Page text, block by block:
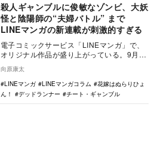
殺人ギャンブルに俊敏なゾンビ、大妖
怪と陰陽師の“夫婦バトル” まで
LINEマンガの新連載が刺激的すぎる
電子コミックサービス「LINEマンガ」で、
オリジナル作品が盛り上がっている。9月か
り、いず…
向原康太
LINEマンガ
LINEマンガコラム
花嫁はぬらりひょ
ん！
デッドランナー チート・ギャンブル